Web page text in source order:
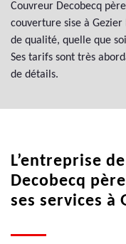
Couvreur Decobecq
couverture sise à
de qualité, quelle que
Ses tarifs sont très
de détails.
L’entreprise
Decobecq
ses services à